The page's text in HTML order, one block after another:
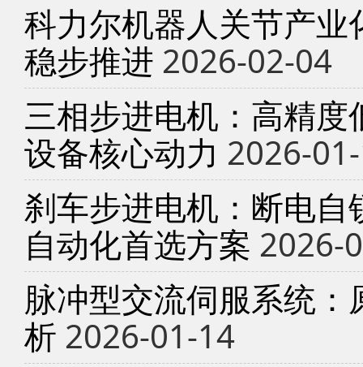
科力尔机器人关节产
稳步推进 2026-02-04
三相步进电机：高精
设备核心动力 2026-
刹车步进电机：断电
自动化首选方案 2026-
脉冲型交流伺服系统
析 2026-01-14